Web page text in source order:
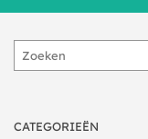
Zoeken
CATEGORIEËN